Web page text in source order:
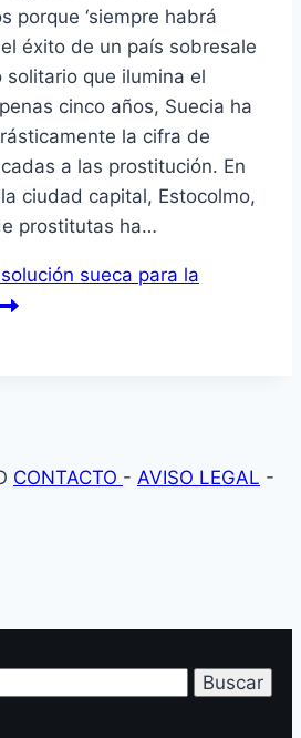
porque ‘siempre habrá
el éxito de un país sobresale
solitario que ilumina el
cinco años, Suecia ha
la cifra de
a las prostitución. En
ciudad capital, Estocolmo,
prostitutas ha…
sueca para la
CONTACTO - AVISO LEGAL -